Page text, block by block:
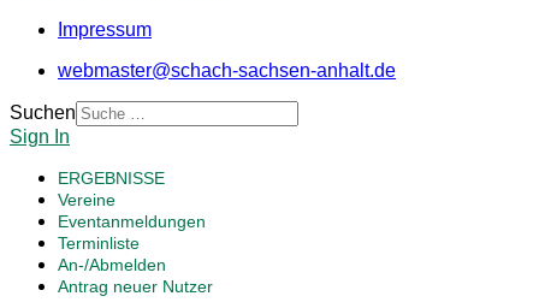
Impressum
webmaster@schach-sachsen-anhalt.de
Suchen
Sign In
ERGEBNISSE
Vereine
Eventanmeldungen
Terminliste
An-/Abmelden
Antrag neuer Nutzer